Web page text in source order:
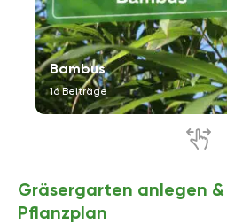
Bambus
16 Beiträge
Gräsergarten anlegen
Pflanzplan